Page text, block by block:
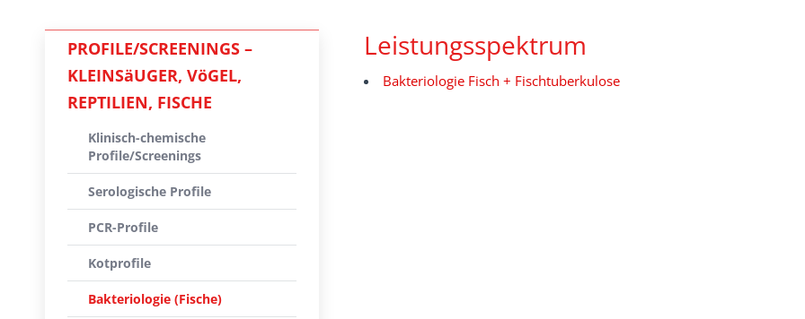
Leistungsspektrum
Bakteriologie Fisch + Fischtuberkulose
PROFILE/SCREENINGS –
KLEINSäUGER, VöGEL,
REPTILIEN, FISCHE
Klinisch-chemische
Profile/Screenings
Serologische Profile
PCR-Profile
Kotprofile
Bakteriologie (Fische)